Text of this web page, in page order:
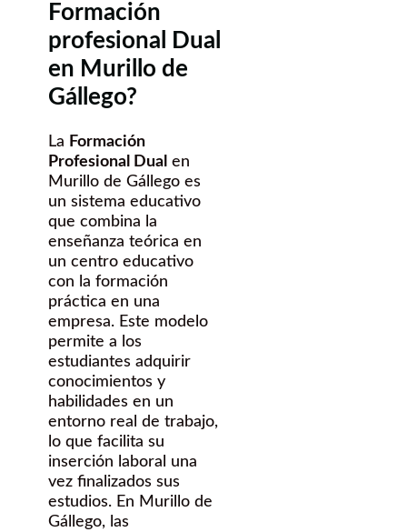
Formación
profesional Dual
en Murillo de
Gállego?
La Formación
Profesional Dual en
Murillo de Gállego es
un sistema educativo
que combina la
enseñanza teórica en
un centro educativo
con la formación
práctica en una
empresa. Este modelo
permite a los
estudiantes adquirir
conocimientos y
habilidades en un
entorno real de trabajo,
lo que facilita su
inserción laboral una
vez finalizados sus
estudios. En Murillo de
Gállego, las